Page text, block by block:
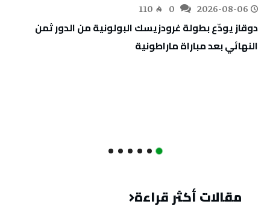
2026-08-06
110
دوقاز يودّع بطولة غرودزيسك البولونية من الدور ثمن
النهائي بعد مباراة ماراطونية
مقالات أكثر قراءة